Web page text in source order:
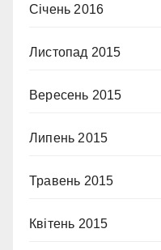
Січень 2016
Листопад 2015
Вересень 2015
Липень 2015
Травень 2015
Квітень 2015